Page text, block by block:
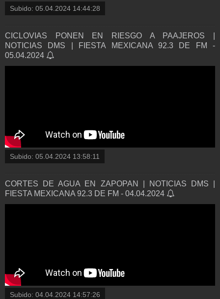
Subido: 05.04.2024 14:44:28
CICLOVIAS PONEN EN RIESGO A PAAJEROS |
NOTICIAS DMS | FIESTA MEXICANA 92.3 DE FM -
05.04.2024
Subido: 05.04.2024 13:58:11
CORTES DE AGUA EN ZAPOPAN | NOTICIAS DMS |
FIESTA MEXICANA 92.3 DE FM - 04.04.2024
Subido: 04.04.2024 14:57:26